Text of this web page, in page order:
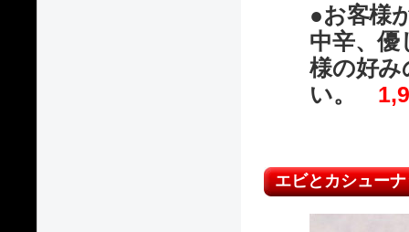
●お客様
中辛、優
様の好
い。
エビとカシュー